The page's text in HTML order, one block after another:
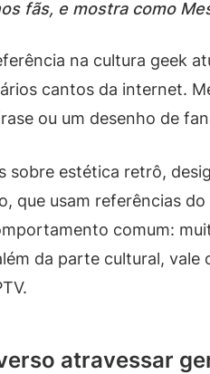
fãs, e mostra como
na cultura geek
cantos da internet.
ou um desenho de
sobre estética retrô,
que usam referências
comum:
da parte cultural,
atravessar